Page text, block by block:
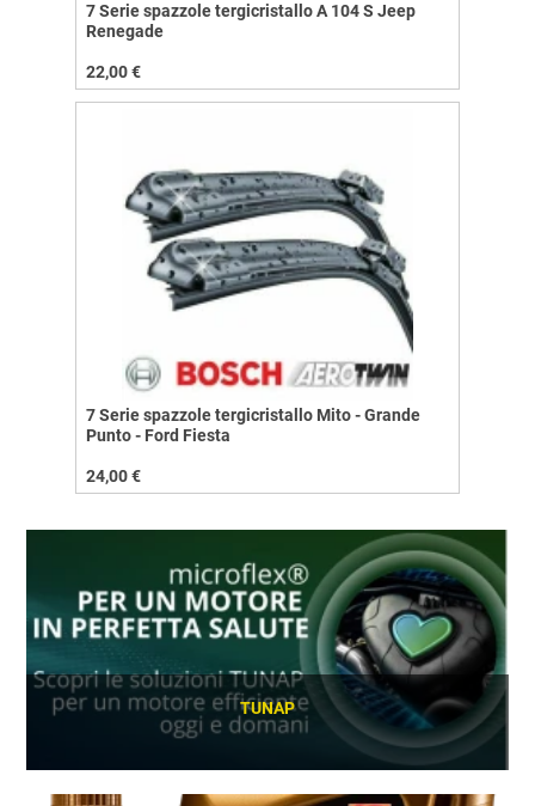
7 Serie spazzole tergicristallo A 104 S Jeep
Renegade
22,00 €
7 Serie spazzole tergicristallo Mito - Grande
Punto - Ford Fiesta
24,00 €
TUNAP